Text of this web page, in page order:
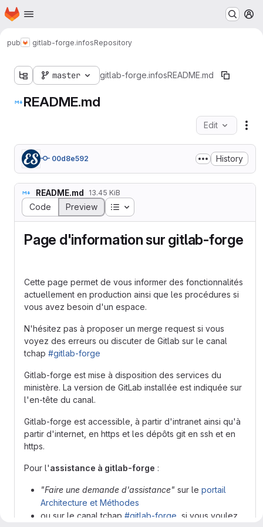
Skip to main content
Homepage
pub gitlab-forge.infosRepository
master gitlab-forge.infosREADME.md
README.md
Edit
00d8e592 History
README.md 13.45 KiB
Code Preview Table of contents
Page d'information sur gitlab-forge
Cette page permet de vous informer des fonctionnalités
actuellement en production ainsi que les procédures si
vous avez besoin d'un espace.
N'hésitez pas à proposer un merge request si vous
voyez des erreurs ou discuter de Gitlab sur le canal
tchap #gitlab-forge
Gitlab-forge est mise à disposition des services du
ministère. La version de GitLab installée est indiquée sur
l'en-tête du canal.
Gitlab-forge est accessible, à partir d'intranet ainsi qu'à
partir d'internet, en https et les dépôts git en ssh et en
https.
Pour l'assistance à gitlab-forge :
"Faire une demande d'assistance" sur le portail
Architecture et Méthodes
ou sur le canal tchap #gitlab-forge , si vous voulez